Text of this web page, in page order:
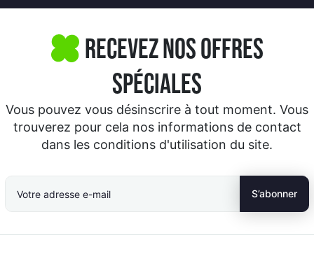
Recevez nos offres
spéciales
Vous pouvez vous désinscrire à tout moment. Vous
trouverez pour cela nos informations de contact
dans les conditions d'utilisation du site.